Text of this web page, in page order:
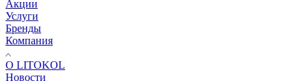
Акции
Услуги
Бренды
Компания
О LITOKOL
Новости